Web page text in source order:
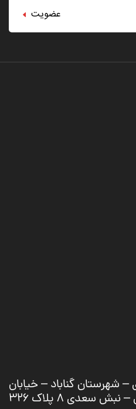
عضویت
شهرستان گناباد – خیابان
سعدی ۸ پلاک ۳۲۶